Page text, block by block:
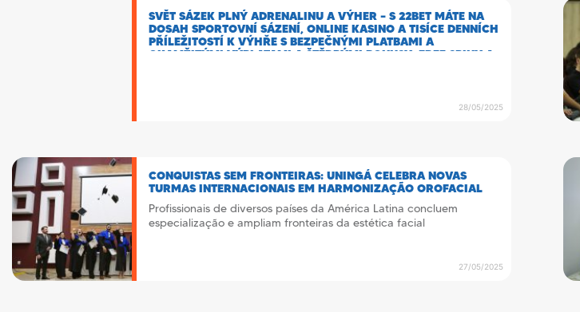
SVĚT SÁZEK PLNÝ ADRENALINU A VÝHER – S 22BET MÁTE NA
DOSAH SPORTOVNÍ SÁZENÍ, ONLINE KASINO A TISÍCE DENNÍCH
PŘÍLEŽITOSTÍ K VÝHŘE S BEZPEČNÝMI PLATBAMI A
OKAMŽITÝMI VÝPLATAMI A ŠTĚDRÝMI BONUSY, FREE SPINY A
28/05/2025
CONQUISTAS SEM FRONTEIRAS: UNINGÁ CELEBRA NOVAS
TURMAS INTERNACIONAIS EM HARMONIZAÇÃO OROFACIAL
Profissionais de diversos países da América Latina concluem
especialização e ampliam fronteiras da estética facial
27/05/2025